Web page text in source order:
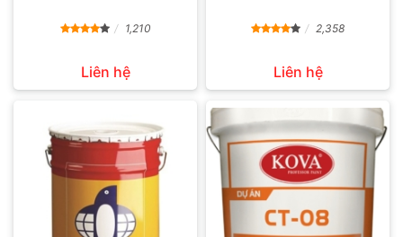
1,210
Liên hệ
2,358
Liên hệ